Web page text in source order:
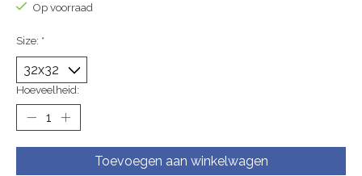
Op voorraad
Size: *
Hoeveelheid:
Toevoegen aan winkelwagen